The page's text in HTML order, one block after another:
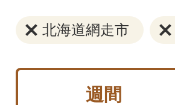
北海道網走市
週間